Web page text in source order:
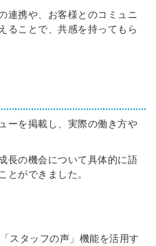
連携や、お客様とのコミュニ
ることで、共感を持ってもら
ーを掲載し、実際の働き方や
長の機会について具体的に語
とができました。
スタッフの声」機能を活用す